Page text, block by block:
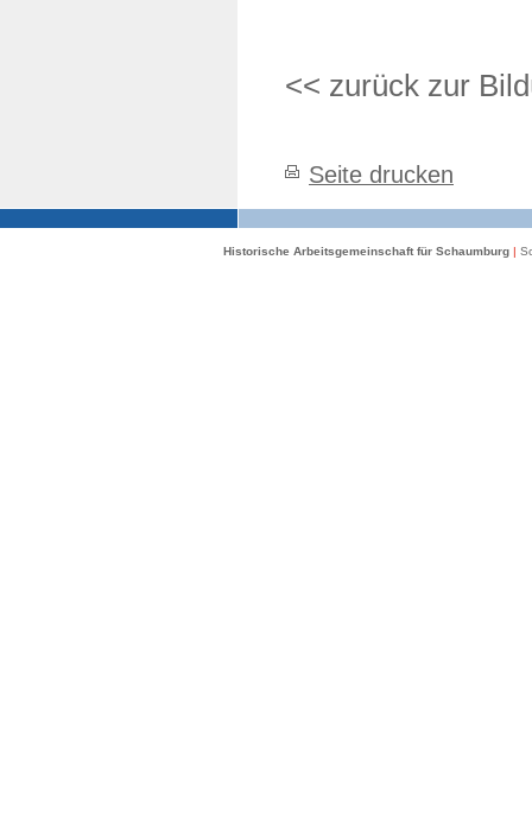
<< zurück zur
Seite drucken
Historische Arbeitsgemeinschaft für Schaumburg |